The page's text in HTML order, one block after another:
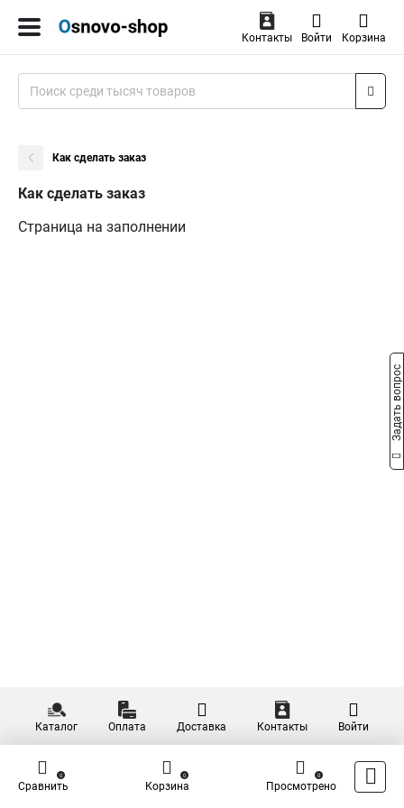
Контакты Войти Корзина
Как сделать заказ
Как сделать заказ
Страница на заполнении
Каталог Оплата Доставка Контакты Войти
Сравнить
0
Корзина
0
Просмотрено
0
Задать вопрос